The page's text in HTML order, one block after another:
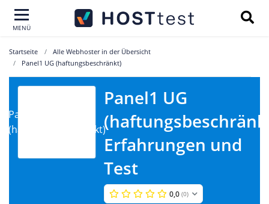
MENÜ
Startseite
Alle Webhoster in der Übersicht
Panel1 UG (haftungsbeschränkt)
Panel1 UG
(haftungsbeschränkt)
Panel1 UG
Erfahrungen und
Test
0,0 (0)